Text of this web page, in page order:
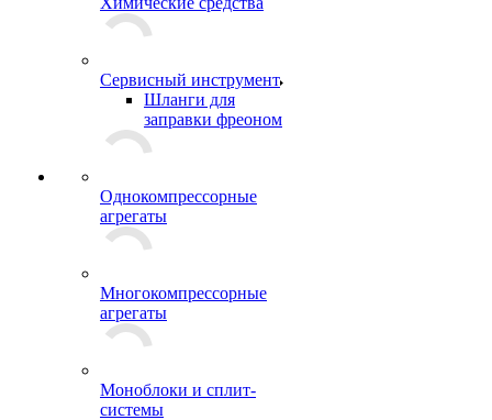
Сервисный инструмент
Шланги для
заправки фреоном
Однокомпрессорные
агрегаты
Многокомпрессорные
агрегаты
Моноблоки и сплит-
системы